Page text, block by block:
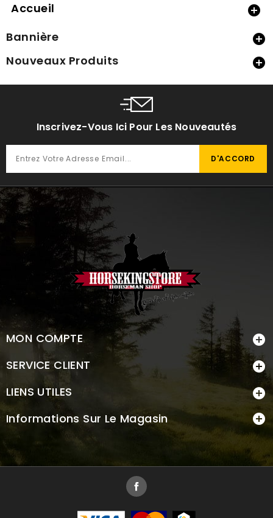
Accueil 
Bannière 
Nouveaux Produits 
Inscrivez-Vous Ici Pour Les Nouveautés
MON COMPTE 
SERVICE CLIENT 
LIENS UTILES 
Informations Sur Le Magasin 